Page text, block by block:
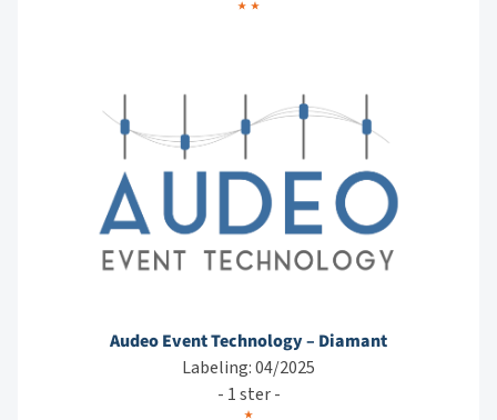
Audeo Event Technology – Diamant
Labeling: 04/2025
- 1 ster -